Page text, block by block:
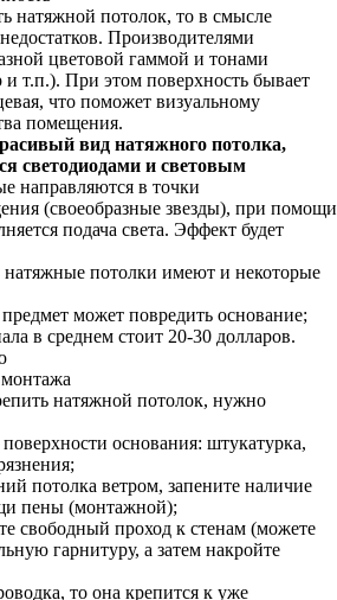
натяжной потолок, то в смысле
Производителями
цветовой гаммой и тонами
и т.п.). При этом поверхность бывает
что поможет визуальному
помещения.
вид натяжного потолка,
светодиодами и световым
направляются в точки
(своеобразные звезды), при помощи
подача света. Эффект будет
потолки имеют и некоторые
может повредить основание;
в среднем стоит 20-30 долларов.
натяжной потолок, нужно
основания: штукатурка,
потолка ветром, запените наличие
пены (монтажной);
свободный проход к стенам (можете
гарнитуру, а затем накройте
то она крепится к уже